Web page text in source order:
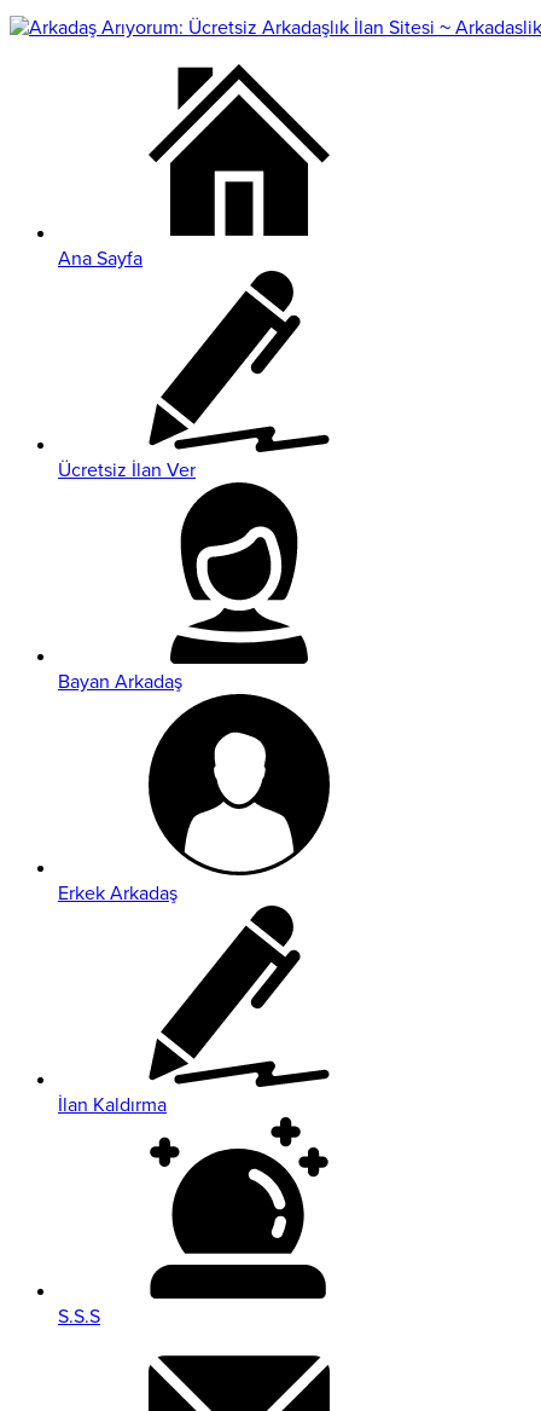
Ana Sayfa
Ücretsiz İlan Ver
Bayan Arkadaş
Erkek Arkadaş
İlan Kaldırma
S.S.S